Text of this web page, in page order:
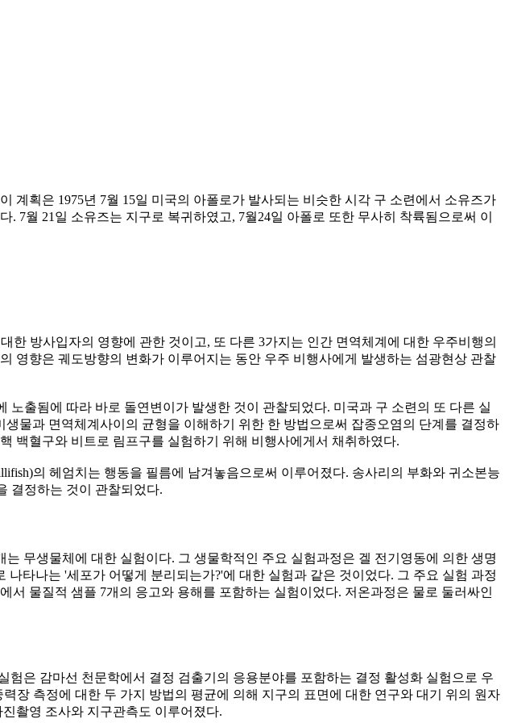
계획은 1975년 7월 15일 미국의 아폴로가 발사되는 비슷한 시각 구 소련에서 소유즈가
7월 21일 소유즈는 지구로 복귀하였고, 7월24일 아폴로 또한 무사히 착륙됨으로써 이
방사입자의 영향에 관한 것이고, 또 다른 3가지는 인간 면역체계에 대한 우주비행의
영향은 궤도방향의 변화가 이루어지는 동안 우주 비행사에게 발생하는 섬광현상 관찰
출됨에 따라 바로 돌연변이가 발생한 것이 관찰되었다. 미국과 구 소련의 또 다른 실
물과 면역체계사이의 균형을 이해하기 위한 한 방법으로써 잡종오염의 단계를 결정하
백혈구와 비트로 림프구를 실험하기 위해 비행사에게서 채취하였다.
의 헤엄치는 행동을 필름에 남겨놓음으로써 이루어졌다. 송사리의 부화와 귀소본능
결정하는 것이 관찰되었다.
무생물체에 대한 실험이다. 그 생물학적인 주요 실험과정은 겔 전기영동에 의한 생명
타나는 '세포가 어떻게 분리되는가?'에 대한 실험과 같은 것이었다. 그 주요 실험 과정
물질적 샘플 7개의 응고와 용해를 포함하는 실험이었다. 저온과정은 물로 둘러싸인
은 감마선 천문학에서 결정 검출기의 응용분야를 포함하는 결정 활성화 실험으로 우
장 측정에 대한 두 가지 방법의 평균에 의해 지구의 표면에 대한 연구와 대기 위의 원자
촬영 조사와 지구관측도 이루어졌다.